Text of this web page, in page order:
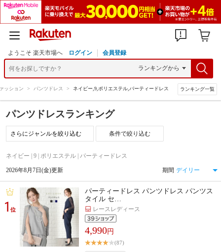
ようこそ 楽天市場へ ログイン 会員登録
ッション > パンツドレス > ネイビー,9,ポリエステル,パーティードレス ランキング一覧
パンツドレスランキング
条件で絞り込む
ネイビー | 9 | ポリエステル | パーティードレス
2026年8月7日(金)更新 期間
1位
パーティードレス パンツドレス パンツス
タイル セ…
レースレディース
4,990円
(87)